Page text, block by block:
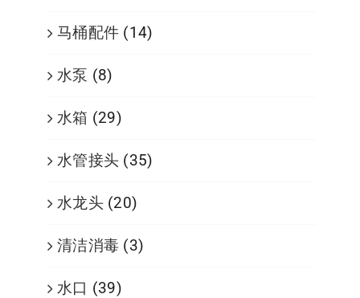
马桶配件 (14)
水泵 (8)
水箱 (29)
水管接头 (35)
水龙头 (20)
清洁消毒 (3)
水口 (39)